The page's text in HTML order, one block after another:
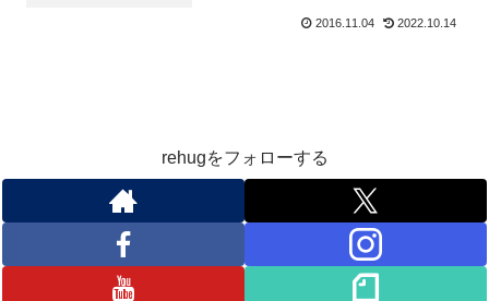
2016.11.04 2022.10.14
rehugをフォローする